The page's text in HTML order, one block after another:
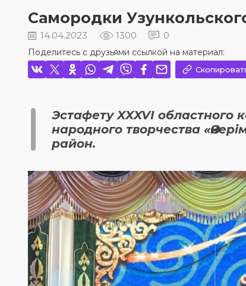
Самородки
14.04.2023 1300 0
Поделитесь с друзьями ссылкой на материал:
Эстафету XXXVI областного
народного творчества
район.